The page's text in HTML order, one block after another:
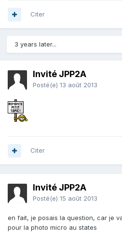
Citer
3 years later...
Invité JPP2A
Posté(e) 13 août 2013
Citer
Invité JPP2A
Posté(e) 15 août 2013
en fait, je posais la question, car je
pour la photo micro au states